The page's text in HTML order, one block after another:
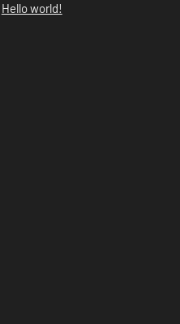
Hello world!